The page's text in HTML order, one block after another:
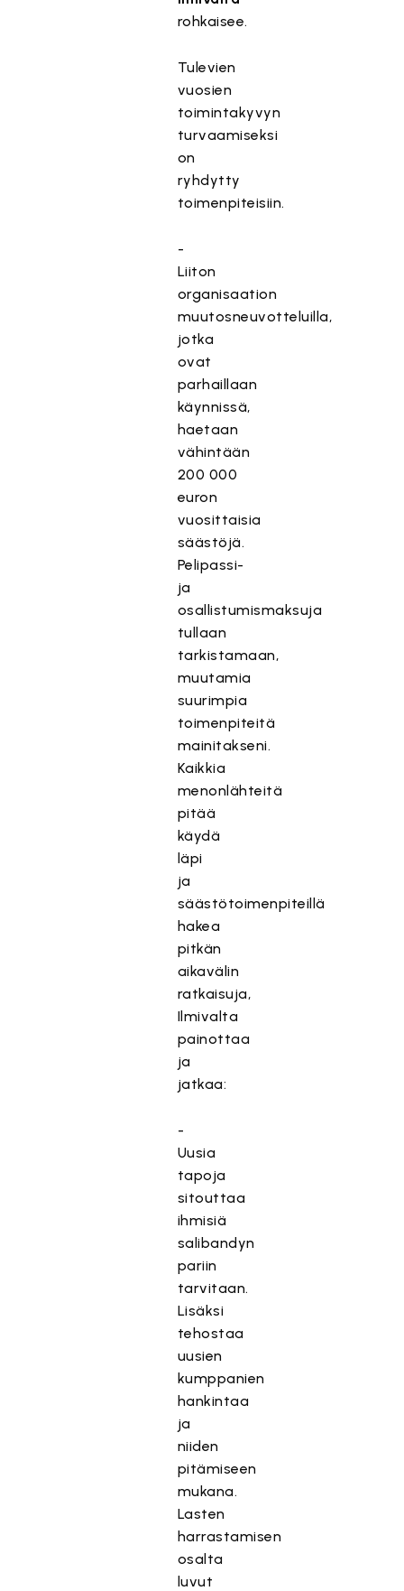
rohkaisee.
Tulevien
vuosien
toimintakyvyn
turvaamiseksi
on
ryhdytty
toimenpiteisiin.
-
Liiton
organisaation
muutosneuvotteluilla,
jotka
ovat
parhaillaan
käynnissä,
haetaan
vähintään
200 000
euron
vuosittaisia
säästöjä.
Pelipassi-
ja
osallistumismaksuja
tullaan
tarkistamaan,
muutamia
suurimpia
toimenpiteitä
mainitakseni.
Kaikkia
menonlähteitä
pitää
käydä
läpi
ja
säästötoimenpiteillä
hakea
pitkän
aikavälin
ratkaisuja,
Ilmivalta
painottaa
ja
jatkaa:
-
Uusia
tapoja
sitouttaa
ihmisiä
salibandyn
pariin
tarvitaan.
Lisäksi
tehostaa
uusien
kumppanien
hankintaa
ja
niiden
pitämiseen
mukana.
Lasten
harrastamisen
osalta
luvut